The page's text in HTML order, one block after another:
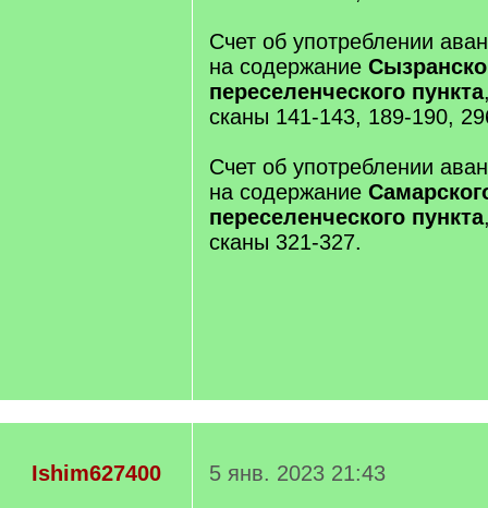
Счет об употреблении
на содержание
переселенческого пункта
сканы 141-143, 189-190,
Счет об употреблении
на содержание
переселенческого пункта
сканы 321-327.
Ishim627400
5 янв. 2023 21:43